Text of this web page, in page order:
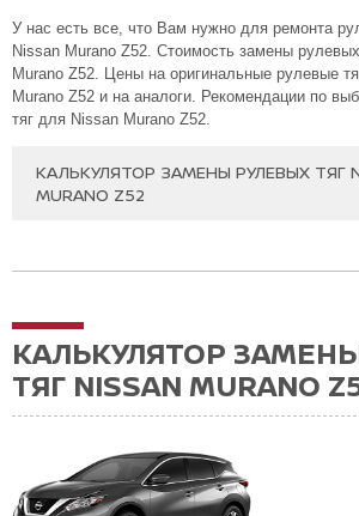
У нас есть все, что Вам нужно для ремонта
Nissan Murano Z52. Стоимость замены
Murano Z52. Цены на оригинальные рулевые
Murano Z52 и на аналоги. Рекомендации по
тяг для Nissan Murano Z52.
КАЛЬКУЛЯТОР ЗАМЕНЫ РУЛЕВЫХ ТЯГ
MURANO Z52
КАЛЬКУЛЯТОР
ТЯГ NISSAN MURANO